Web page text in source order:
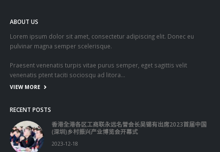
ABOUT US
Lorem ipsum dolor sit amet, consectetur adipiscing elit. Donec eu
pulvinar magna semper scelerisque.
Praesent venenatis turpis vitae purus semper, eget sagittis velit
venenatis ptent taciti sociosqu ad litora…
VIEW MORE
RECENT POSTS
香港全港各区工商联永远名誉会长吴锡有出席2023首届中国
(深圳)乡村振兴产业博览会开幕式
2023-12-18